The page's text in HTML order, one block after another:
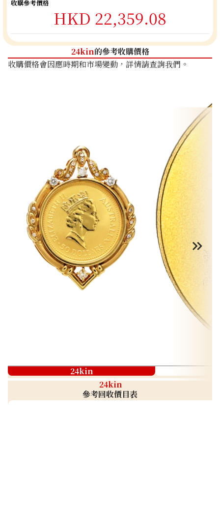
收購參考價格
HKD 22,359.08
24kin的參考收購價格
收購價格會因應時期和市場變動，詳情請查詢我們。
24kin
24kin
參考回收價目表